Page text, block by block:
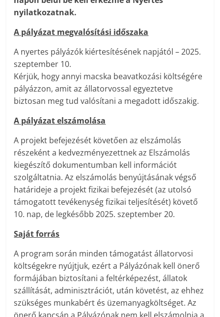
nyilatkozatnak.
A pályázat megvalósítási időszaka
A nyertes pályázók kiértesítésének napjától – 2025.
szeptember 10.
Kérjük, hogy annyi macska beavatkozási költségére
pályázzon, amit az állatorvossal egyeztetve
biztosan meg tud valósítani a megadott időszakig.
A pályázat elszámolása
A projekt befejezését követően az elszámolás
részeként a kedvezményezettnek az Elszámolás
kiegészítő dokumentumban kell információt
szolgáltatnia. Az elszámolás benyújtásának végső
határideje a projekt fizikai befejezését (az utolsó
támogatott tevékenység fizikai teljesítését) követő
10. nap, de legkésőbb 2025. szeptember 20.
Saját forrás
A program során minden támogatást állatorvosi
költségekre nyújtjuk, ezért a Pályázónak kell önerő
formájában biztosítani a feltérképezést, állatok
szállítását, adminisztrációt, után követést, az ehhez
szükséges munkabért és üzemanyagköltséget. Az